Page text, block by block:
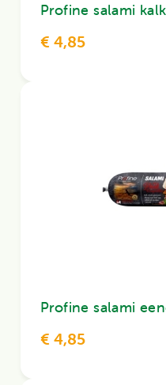
Profine salami
€ 4,85
Profine salami
€ 4,85